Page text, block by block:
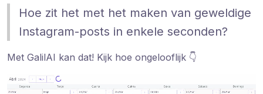
Hoe zit het met het maken van geweldige
Instagram-posts in enkele seconden?
Met GalilAI kan dat! Kijk hoe ongelooflijk 👇